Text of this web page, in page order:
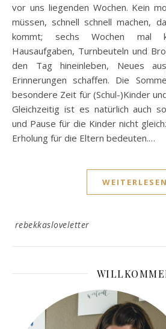
vor uns liegenden Wochen. Kein
müssen, schnell schnell machen,
kommt; sechs Wochen mal
Hausaufgaben, Turnbeuteln und
den Tag hineinleben, Neues
Erinnerungen schaffen. Die
besondere Zeit für (Schul-)Kinder
Gleichzeitig ist es natürlich auch
und Pause für die Kinder nicht
Erholung für die Eltern bedeuten.…
WEITERLESEN
rebekkasloveletter